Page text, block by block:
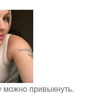
можно привыкнуть.